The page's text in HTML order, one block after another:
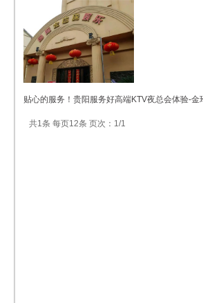
贴心的服务！贵阳服务好高端KTV夜总会体验-金
共1条 每页12条 页次：1/1